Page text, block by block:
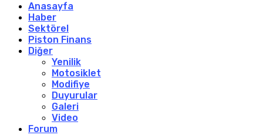
Anasayfa
Haber
Sektörel
Piston Finans
Diğer
Yenilik
Motosiklet
Modifiye
Duyurular
Galeri
Video
Forum